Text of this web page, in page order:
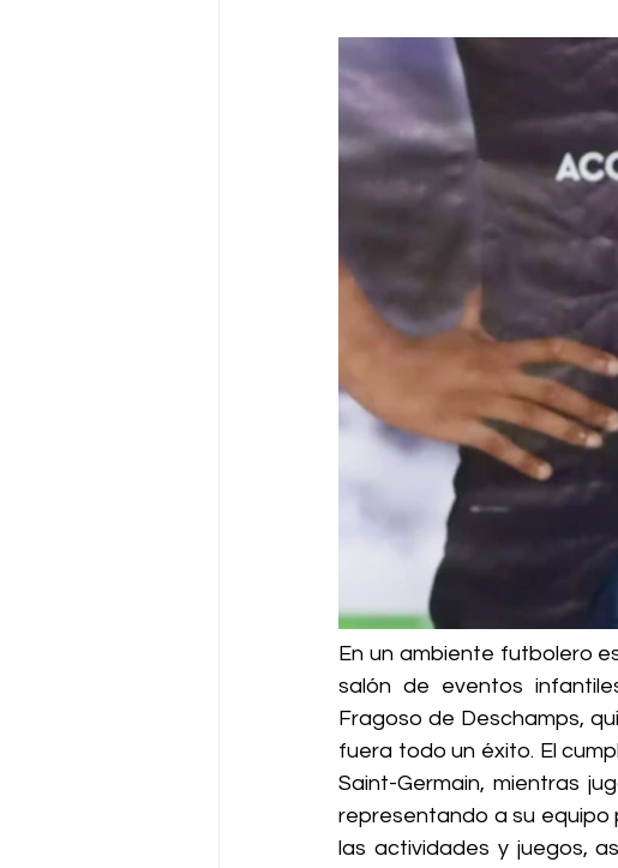
En un ambiente futbolero
salón de eventos
Fragoso de Deschamps,
fuera todo un éxito. El
Saint-Germain, mientras
representando a su equipo
las actividades y juegos,